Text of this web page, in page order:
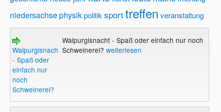
niedersachsephysikpolitiksporttreffen veranstaltung
Walpurgisnacht
- Spaß oder
einfach nur
noch
Schweinerei?
Walpurgisnacht - Spaß oder einfach nur noch
Schweinerei? weiterlesen